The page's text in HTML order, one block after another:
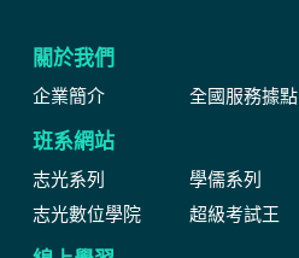
關於我們
企業簡介 全國服務據點
班系網站
志光系列 學儒系列
志光數位學院
超級考試王